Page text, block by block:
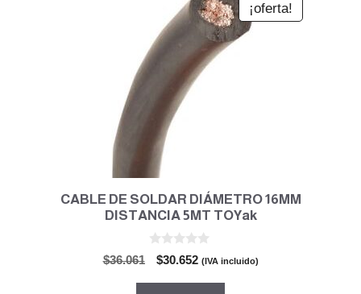
¡oferta!
CABLE DE SOLDAR DIÁMETRO 16MM
DISTANCIA 5MT TOYak
$36.061
El
$30.652El(IVA incluido)